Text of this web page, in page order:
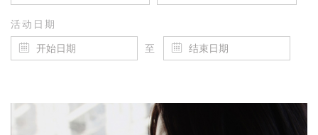
活动日期
至